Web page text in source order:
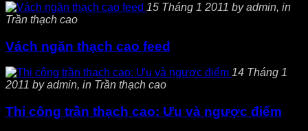
15 Tháng 1 2011 by admin, in
Trần thạch cao
Vách ngăn thạch cao feed
14 Tháng 1
2011 by admin, in Trần thạch cao
Thi công trần thạch cao: Ưu và ngược điểm